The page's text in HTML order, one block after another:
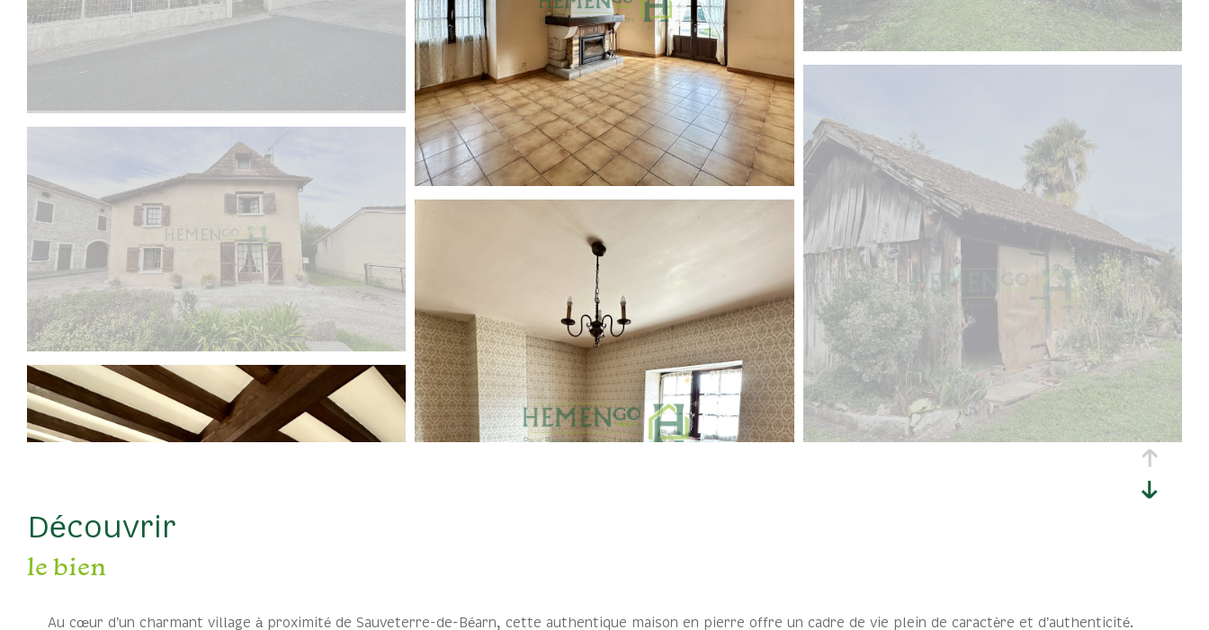
découvrir
le bien
Au cœur d’un charmant village à proximité de Sauveterre-de-Béarn, cette authentique maison en pierre offre un cadre de vie plein de caractère et d’authenticité.